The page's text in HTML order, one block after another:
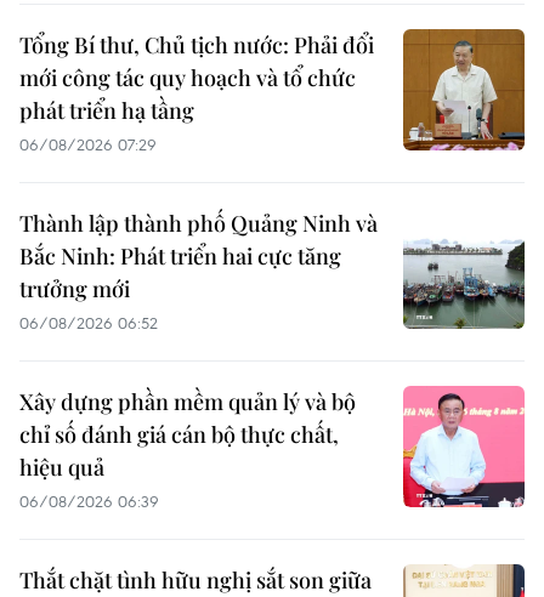
Tổng Bí thư, Chủ tịch nước: Phải đổi
mới công tác quy hoạch và tổ chức
phát triển hạ tầng
06/08/2026 07:29
Thành lập thành phố Quảng Ninh và
Bắc Ninh: Phát triển hai cực tăng
trưởng mới
06/08/2026 06:52
Xây dựng phần mềm quản lý và bộ
chỉ số đánh giá cán bộ thực chất,
hiệu quả
06/08/2026 06:39
Thắt chặt tình hữu nghị sắt son giữa